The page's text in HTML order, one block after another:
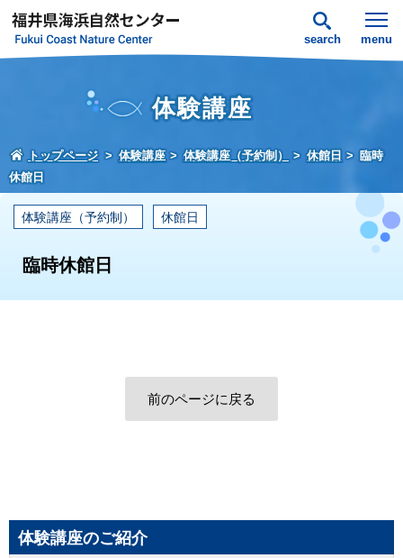
search menu
体験講座
トップページ 体験講座 体験講座（予約制） 休館日
臨時
休館日
体験講座（予約制） 休館日
臨時休館日
前のページに戻る
体験講座のご紹介